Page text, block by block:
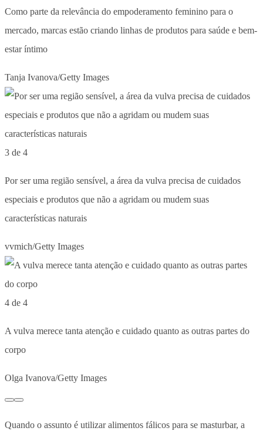
Como parte da relevância do empoderamento feminino para o
mercado, marcas estão criando linhas de produtos para saúde e bem-
estar íntimo
Tanja Ivanova/Getty Images
3 de 4
Por ser uma região sensível, a área da vulva precisa de cuidados
especiais e produtos que não a agridam ou mudem suas
características naturais
vvmich/Getty Images
4 de 4
A vulva merece tanta atenção e cuidado quanto as outras partes do
corpo
Olga Ivanova/Getty Images
Quando o assunto é utilizar alimentos fálicos para se masturbar, a